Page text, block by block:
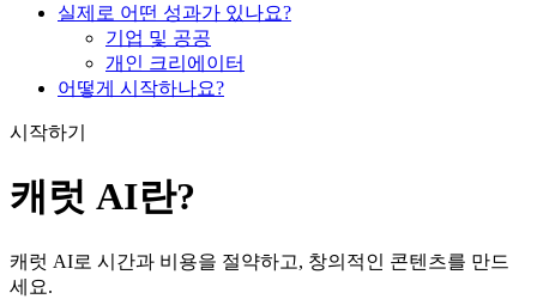
실제로 어떤 성과가 있나요?
기업 및 공공
개인 크리에이터
어떻게 시작하나요?
시작하기
캐럿 AI란?
캐럿 AI로 시간과 비용을 절약하고, 창의적인 콘텐츠를 만드
세요.